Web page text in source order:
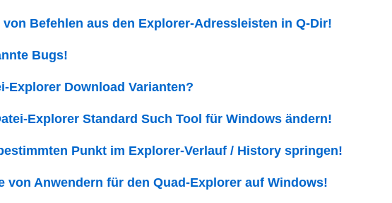
Befehlen aus den Explorer-Adressleisten in Q-Dir!
Bugs!
Explorer Download Varianten?
Explorer Standard Such Tool für Windows ändern!
Punkt im Explorer-Verlauf / History springen!
von Anwendern für den Quad-Explorer auf Windows!